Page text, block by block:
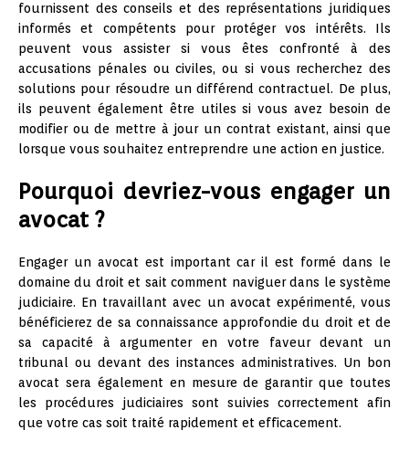
fournissent des conseils et des représentations juridiques
informés et compétents pour protéger vos intérêts. Ils
peuvent vous assister si vous êtes confronté à des
accusations pénales ou civiles, ou si vous recherchez des
solutions pour résoudre un différend contractuel. De plus,
ils peuvent également être utiles si vous avez besoin de
modifier ou de mettre à jour un contrat existant, ainsi que
lorsque vous souhaitez entreprendre une action en justice.
Pourquoi devriez-vous engager un
avocat ?
Engager un avocat est important car il est formé dans le
domaine du droit et sait comment naviguer dans le système
judiciaire. En travaillant avec un avocat expérimenté, vous
bénéficierez de sa connaissance approfondie du droit et de
sa capacité à argumenter en votre faveur devant un
tribunal ou devant des instances administratives. Un bon
avocat sera également en mesure de garantir que toutes
les procédures judiciaires sont suivies correctement afin
que votre cas soit traité rapidement et efficacement.